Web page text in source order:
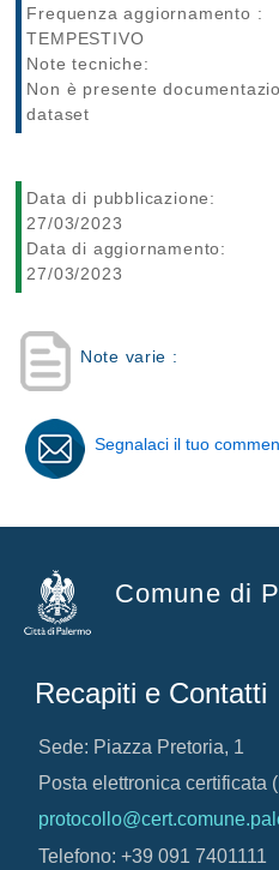
Frequenza aggiornamento :
TEMPESTIVO
Note tecniche:
Non è presente
dataset
Data di pubblicazione:
27/03/2023
Data di aggiornamento:
27/03/2023
Note varie :
Segnalaci il tuo
Comune di
Recapiti e Contatti
Sede: Piazza Pretoria, 1
Posta elettronica certificata
Telefono: +39 091 7401111